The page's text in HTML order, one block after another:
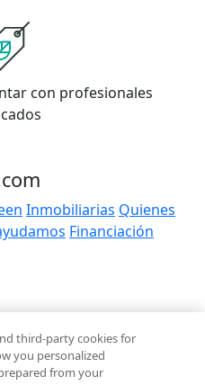
con profesionales
Inmobiliarias Quienes
Financiación
third-party cookies for
you personalized
from your